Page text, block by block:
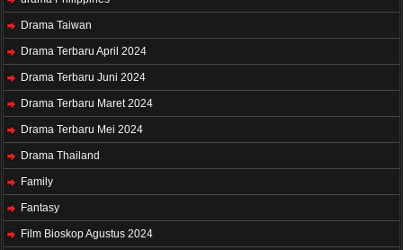
Drama Taiwan
Drama Terbaru April 2024
Drama Terbaru Juni 2024
Drama Terbaru Maret 2024
Drama Terbaru Mei 2024
Drama Thailand
Family
Fantasy
Film Bioskop Agustus 2024